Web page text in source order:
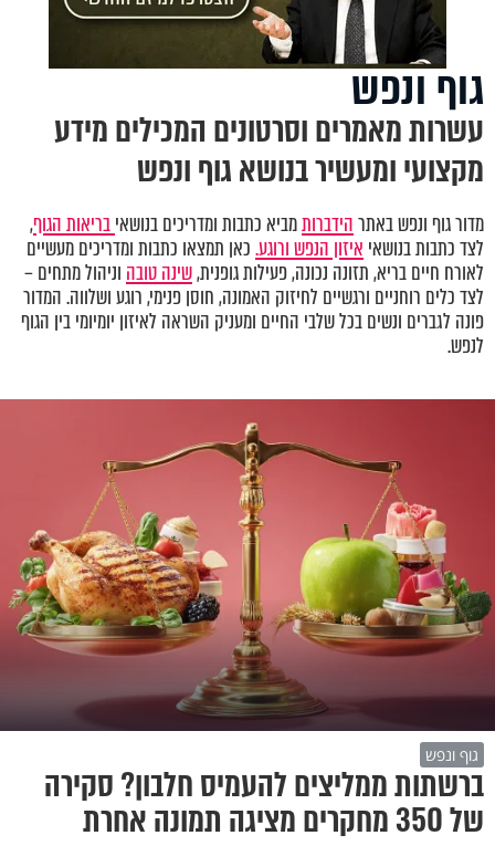
גוף ונפש
עשרות מאמרים וסרטונים המכילים מידע
מקצועי ומעשיר בנושא גוף ונפש
מדור גוף ונפש באתרהידברותמביא כתבות ומדריכים בנושאיבריאות הגוף,
לצד כתבות בנושאי איזון הנפש ורוגע.כאן תמצאו כתבות ומדריכים מעשיים
לאורח חיים בריא, תזונה נכונה, פעילות גופנית,שינה טובה וניהול מתחים –
לצד כלים רוחניים ורגשיים לחיזוק האמונה, חוסן פנימי, רוגע ושלווה. המדור
פונה לגברים ונשים בכל שלבי החיים ומעניק השראה לאיזון יומיומי בין הגוף
לנפש.
גוף ונפש
ברשתות ממליצים להעמיס חלבון? סקירה
של 350 מחקרים מציגה תמונה אחרת